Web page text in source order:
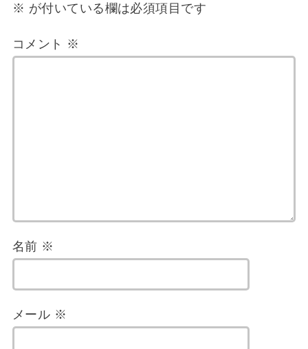
※ が付いている欄は必須項目です
コメント ※
名前 ※
メール ※